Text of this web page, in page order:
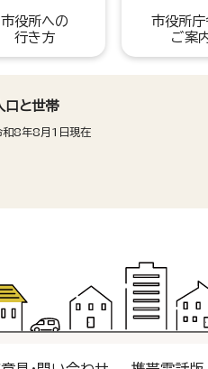
市役所への
行き方
市役所庁
ご案
口と世帯
和8年8月1日現在